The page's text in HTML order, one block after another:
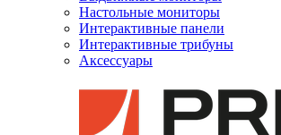
Настольные мониторы
Интерактивные панели
Интерактивные трибуны
Аксессуары